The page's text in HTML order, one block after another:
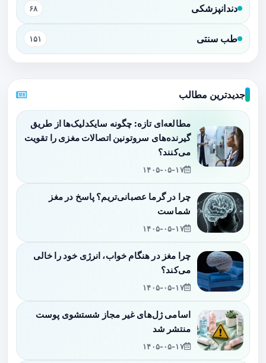
دندانپزشکی ۶۸
طب سنتی ۱۵۱
جدیدترین مطالب
مطالعه‌ای تازه: چگونه سایکدلیک‌ها از طریق
گیرنده‌های سروتونین اتصالات مغزی را تقویت
می‌کنند؟
۱۴۰۵-۰۵-۱۷
چرا در گرما عصبانی‌تریم؟ پاسخ در مغز
شماست
۱۴۰۵-۰۵-۱۷
چرا مغز در هنگام خواب، انرژی خود را خالی
می‌کند؟
۱۴۰۵-۰۵-۱۷
اسامی ژل‌های غیر مجاز شستشوی پوست
منتشر شد
۱۴۰۵-۰۵-۱۷